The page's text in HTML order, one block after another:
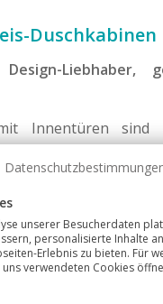
Duschkabinen
Liebhaber,
Innentüren sind
Combia Viertelkreis-
ein stylisches und
große runde Tür
kleine seitliche Tür
muss aber nicht
einzusteigen.
unserer Besucherdaten
personalisierte Inhalte
Erlebnis zu bieten. Für
verwendeten Cookies